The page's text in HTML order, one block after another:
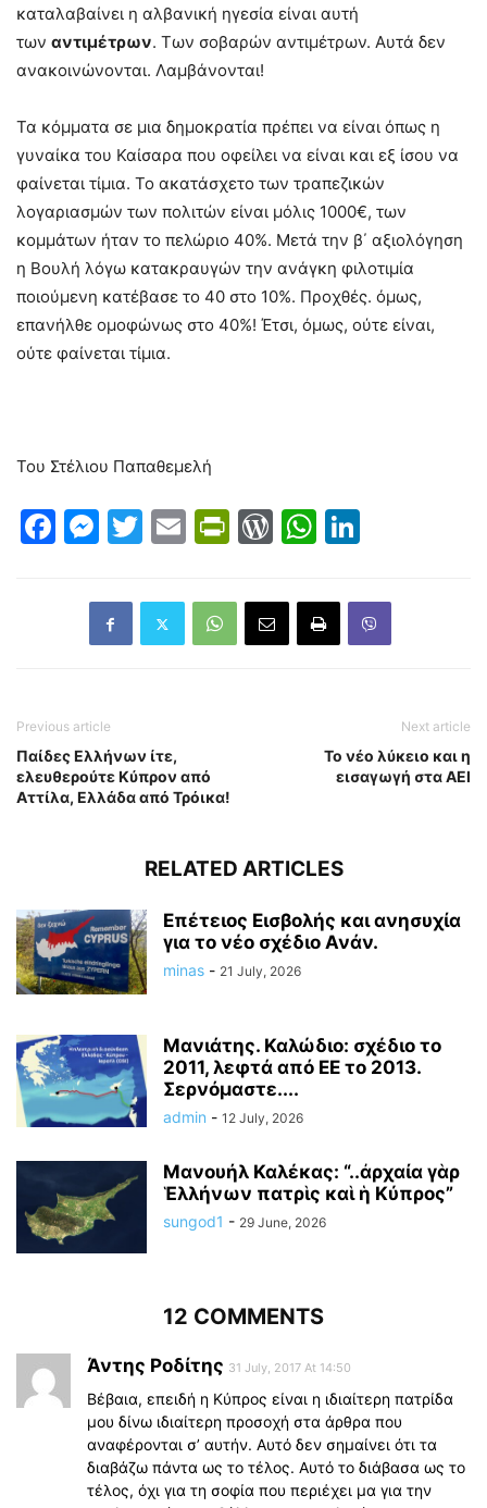
καταλαβαίνει η αλβανική ηγεσία είναι αυτή
των αντιμέτρων. Των σοβαρών αντιμέτρων. Αυτά δεν
ανακοινώνονται. Λαμβάνονται!
Τα κόμματα σε μια δημοκρατία πρέπει να είναι όπως η
γυναίκα του Καίσαρα που οφείλει να είναι και εξ ίσου να
φαίνεται τίμια. Το ακατάσχετο των τραπεζικών
λογαριασμών των πολιτών είναι μόλις 1000€, των
κομμάτων ήταν το πελώριο 40%. Μετά την β΄ αξιολόγηση
η Βουλή λόγω κατακραυγών την ανάγκη φιλοτιμία
ποιούμενη κατέβασε το 40 στο 10%. Προχθές. όμως,
επανήλθε ομοφώνως στο 40%! Έτσι, όμως, ούτε είναι,
ούτε φαίνεται τίμια.
Του Στέλιου Παπαθεμελή
Facebook
Messenger
Twitter
EmailPrintFriendly
WordPress
WhatsApp
Previous article
Παίδες Ελλήνων ίτε,
ελευθερούτε Κύπρον από
Αττίλα, Ελλάδα από Τρόικα!
Next article
Το νέο λύκειο και η
εισαγωγή στα ΑΕΙ
RELATED ARTICLES
Επέτειος Εισβολής και ανησυχία
για το νέο σχέδιο Ανάν.
minas - 21 July, 2026
Μανιάτης. Καλώδιο: σχέδιο το
2011, λεφτά από ΕΕ το 2013.
Σερνόμαστε....
admin - 12 July, 2026
Μανουήλ Καλέκας: “..ἀρχαία γὰρ
Ἑλλήνων πατρὶς καὶ ἡ Κύπρος”
sungod1 - 29 June, 2026
12 COMMENTS
Άντης Ροδίτης 31 July, 2017 At 14:50
Βέβαια, επειδή η Κύπρος είναι η ιδιαίτερη πατρίδα
μου δίνω ιδιαίτερη προσοχή στα άρθρα που
αναφέρονται σ’ αυτήν. Αυτό δεν σημαίνει ότι τα
διαβάζω πάντα ως το τέλος. Αυτό το διάβασα ως το
τέλος, όχι για τη σοφία που περιέχει μα για την